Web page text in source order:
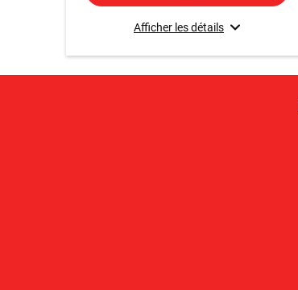
Afficher les détails